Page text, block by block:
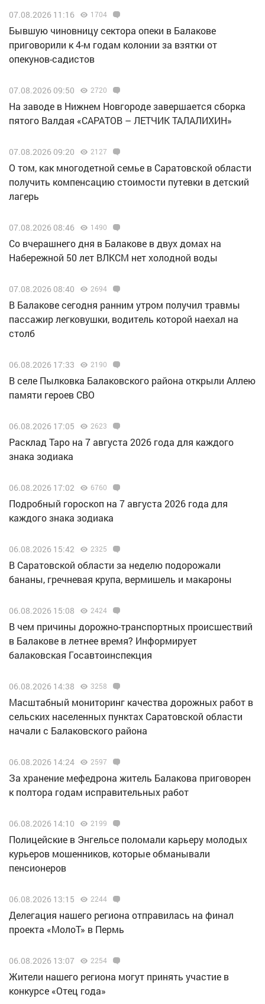
07.08.2026 11:16 1704
Бывшую чиновницу сектора опеки в Балакове
приговорили к 4-м годам колонии за взятки от
опекунов-садистов
07.08.2026 09:50 2720
Н️а заводе в Нижнем Новгороде завершается сборка
пятого Валдая «САРАТОВ – ЛЕТЧИК ТАЛАЛИХИН»
07.08.2026 09:20 2127
О том, как многодетной семье в Саратовской области
получить компенсацию стоимости путевки в детский
лагерь
07.08.2026 08:46 1490
Со вчерашнего дня в Балакове в двух домах на
Набережной 50 лет ВЛКСМ нет холодной воды
07.08.2026 08:40 2694
В Балакове сегодня ранним утром получил травмы
пассажир легковушки, водитель которой наехал на
столб
06.08.2026 17:33 2190
В селе Пылковка Балаковского района открыли Аллею
памяти героев СВО
06.08.2026 17:05 2623
Расклад Таро на 7 августа 2026 года для каждого
знака зодиака
06.08.2026 17:02 6760
Подробный гороскоп на 7 августа 2026 года для
каждого знака зодиака
06.08.2026 15:42 2325
В Саратовской области за неделю подорожали
бананы, гречневая крупа, вермишель и макароны
06.08.2026 15:08 2424
В чем причины дорожно-транспортных происшествий
в Балакове в летнее время? Информирует
балаковская Госавтоинспекция
06.08.2026 14:38 3258
Масштабный мониторинг качества дорожных работ в
сельских населенных пунктах Саратовской области
начали с Балаковского района
06.08.2026 14:24 2597
За хранение мефедрона житель Балакова приговорен
к полтора годам исправительных работ
06.08.2026 14:10 2199
Полицейские в Энгельсе поломали карьеру молодых
курьеров мошенников, которые обманывали
пенсионеров
06.08.2026 13:15 2244
Делегация нашего региона отправилась на финал
проекта «МолоТ» в Пермь
06.08.2026 13:07 2254
Жители нашего региона могут принять участие в
конкурсе «Отец года»